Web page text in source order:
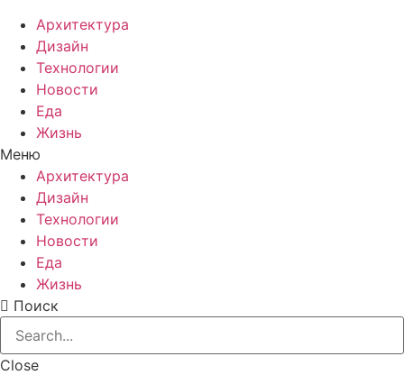
Архитектура
Дизайн
Технологии
Новости
Еда
Жизнь
Меню
Архитектура
Дизайн
Технологии
Новости
Еда
Жизнь
Поиск
Close